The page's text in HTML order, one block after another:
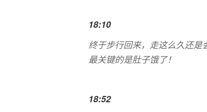
18:10
终于步行回来，走这么久还是
最关键的是肚子饿了！
18:52